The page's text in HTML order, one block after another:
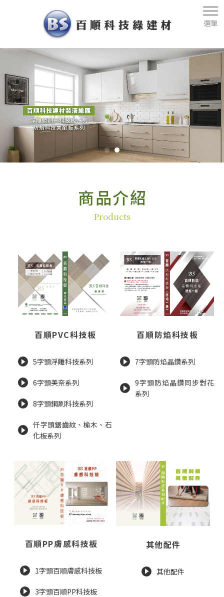
商品介紹
Products
百順PVC科技板
5字頭浮雕科技系列
6字頭美奈系列
8字頭鋼刷科技系列
仟字頭鋸齒紋、榆木、石
化板系列
百順防焰科技板
7字頭防焰晶鑽系列
9字頭防焰晶鑽同步對花
系列
百順PP膚感科技板
1字頭百順膚感科技板
3字頭百順PP科技板
其他配件
其他配件